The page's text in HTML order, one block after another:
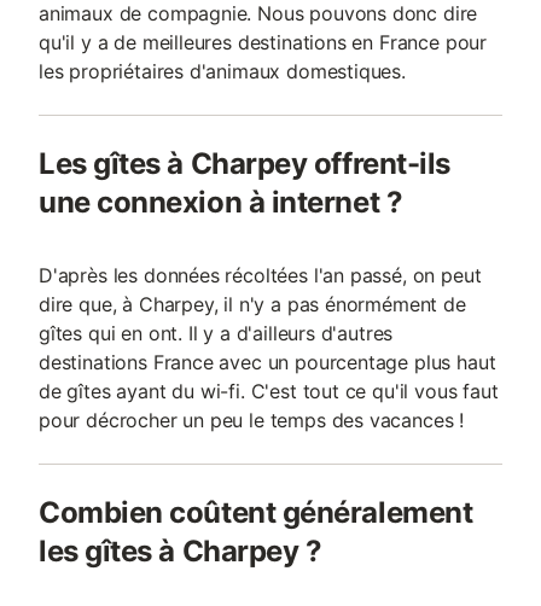
animaux de compagnie. Nous pouvons donc dire
qu'il y a de meilleures destinations en France pour
les propriétaires d'animaux domestiques.
Les gîtes à Charpey offrent-ils
une connexion à internet ?
D'après les données récoltées l'an passé, on peut
dire que, à Charpey, il n'y a pas énormément de
gîtes qui en ont. Il y a d'ailleurs d'autres
destinations France avec un pourcentage plus haut
de gîtes ayant du wi-fi. C'est tout ce qu'il vous faut
pour décrocher un peu le temps des vacances !
Combien coûtent généralement
les gîtes à Charpey ?